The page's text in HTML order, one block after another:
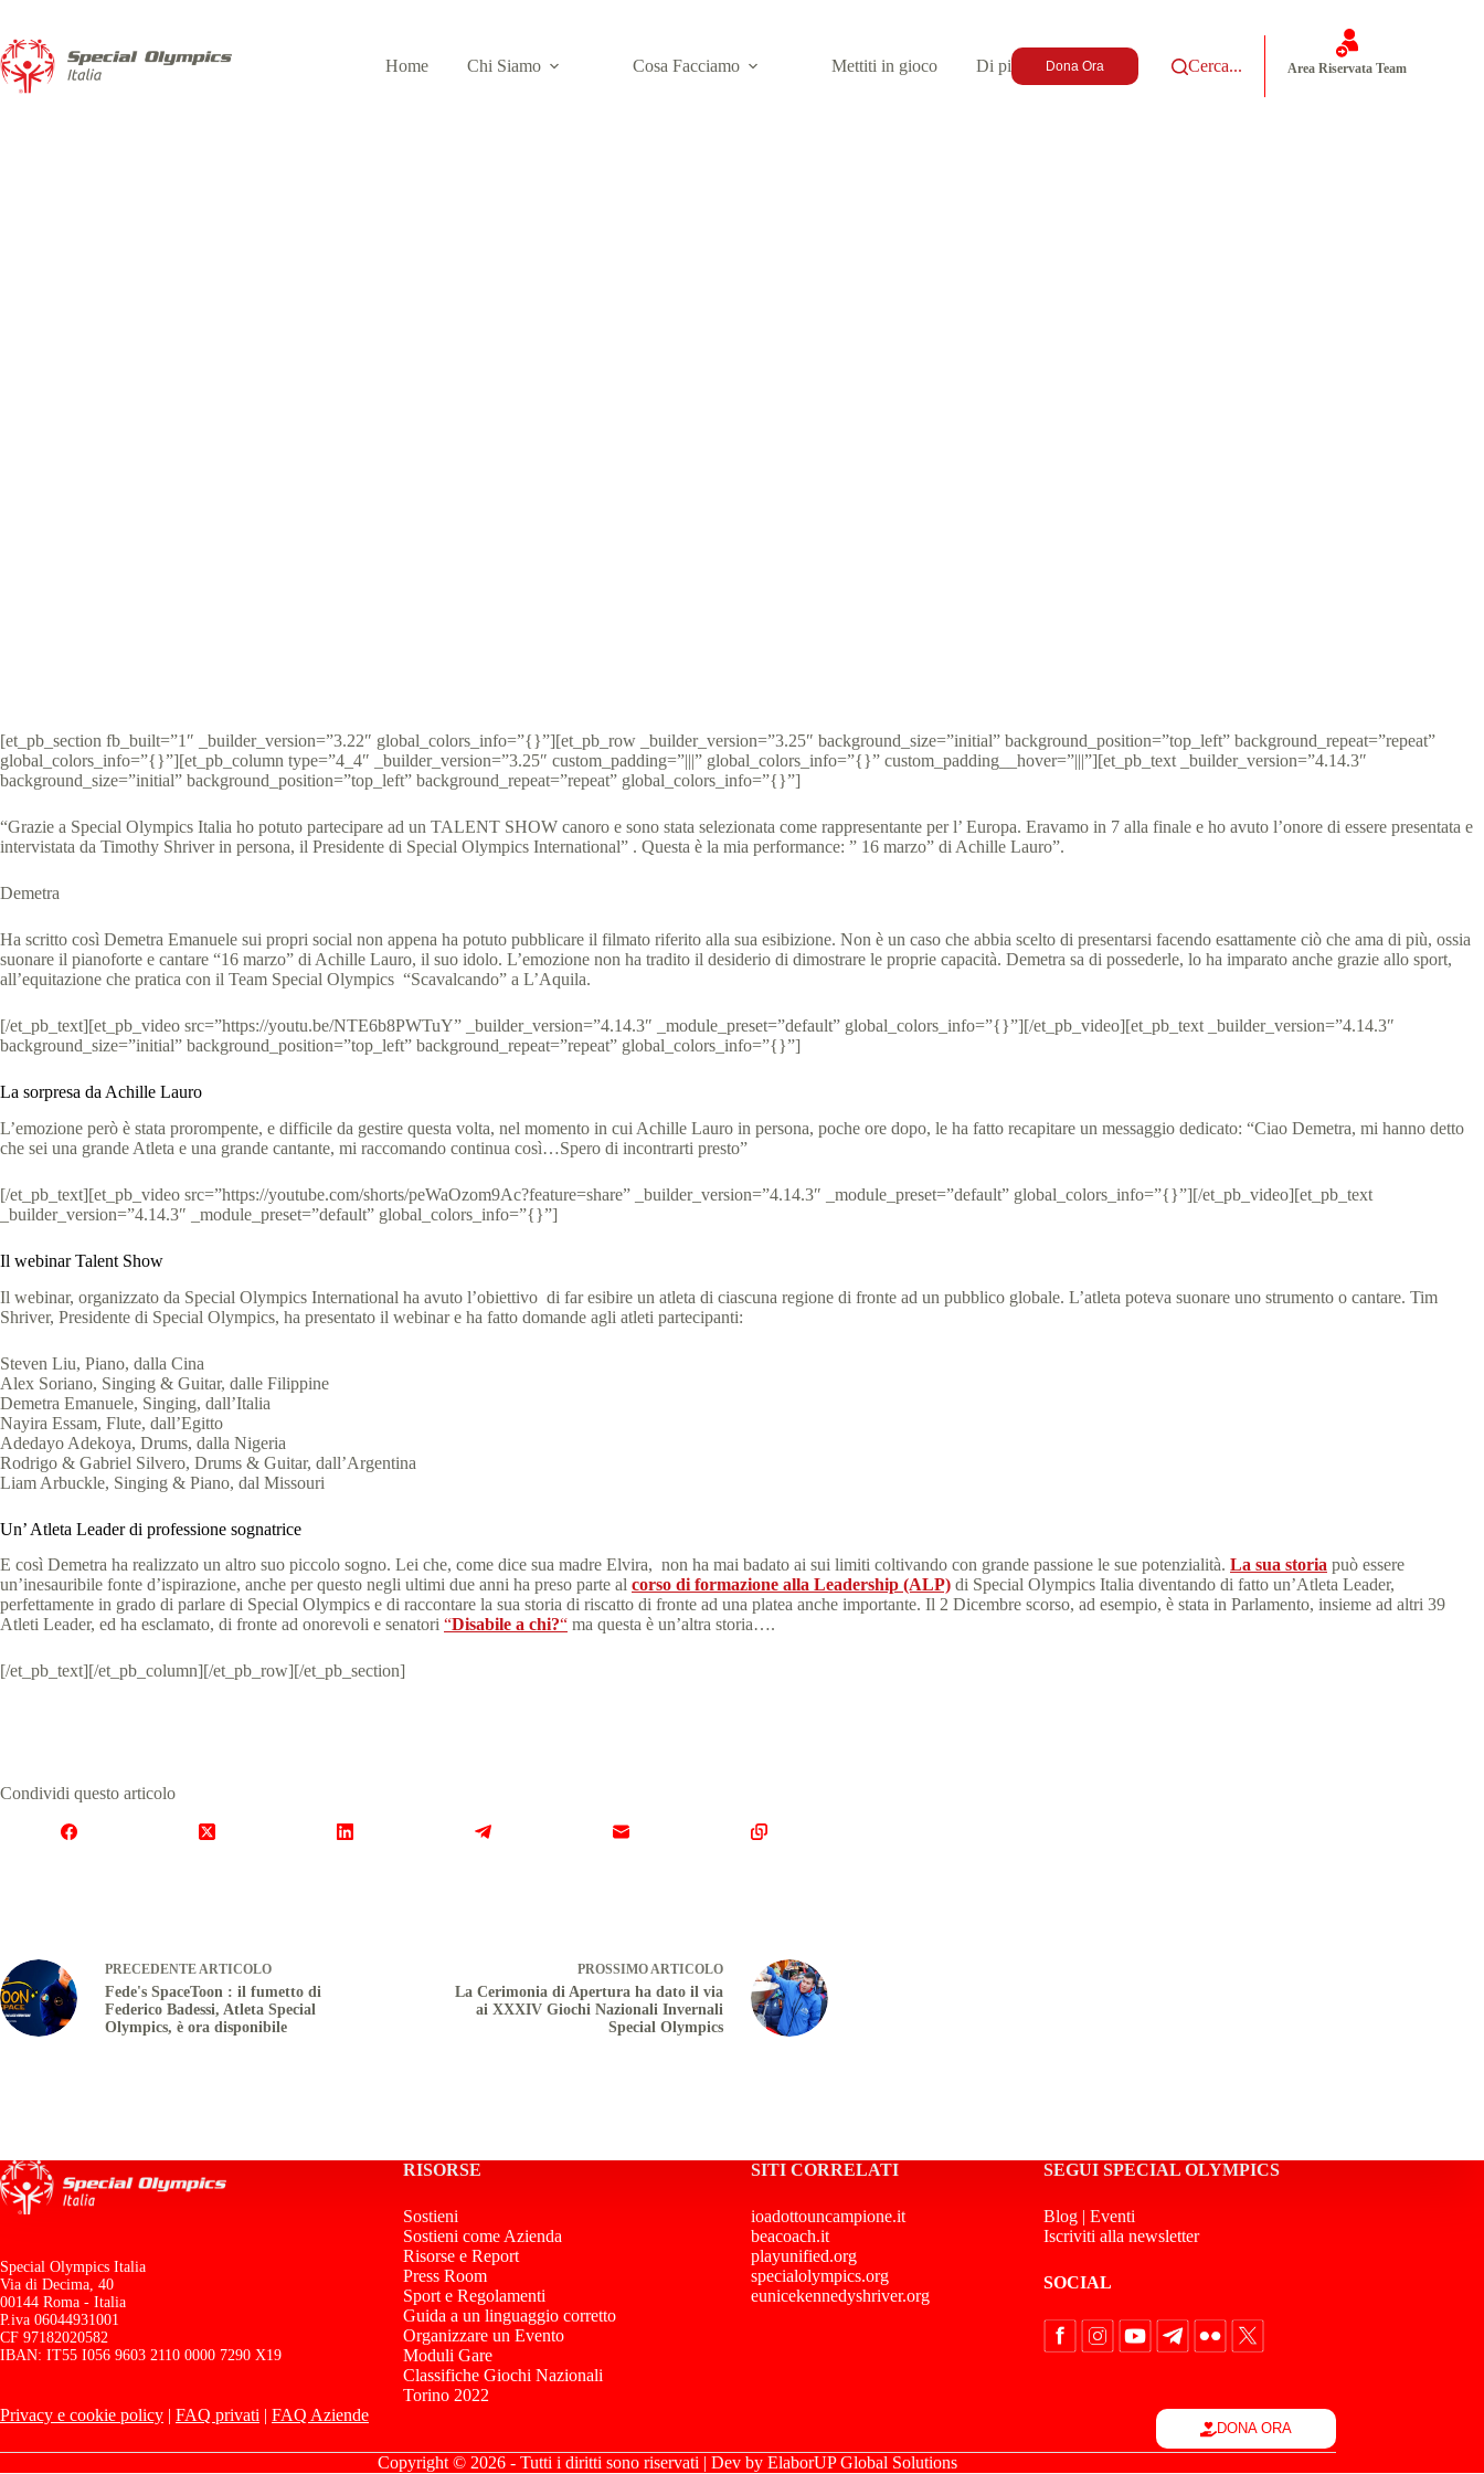
Home Chi Siamo Cosa Facciamo Mettiti in gioco Di più Dona Ora Cerca... Area Riservata Team
[et_pb_section fb_built=”1″ _builder_version=”3.22″ global_colors_info=”{}”][et_pb_row _builder_version=”3.25″ background_size=”initial” background_position=”top_left” background_repeat=”repeat”
global_colors_info=”{}”][et_pb_column type=”4_4″ _builder_version=”3.25″ custom_padding=”|||” global_colors_info=”{}” custom_padding__hover=”|||”][et_pb_text _builder_version=”4.14.3″
background_size=”initial” background_position=”top_left” background_repeat=”repeat” global_colors_info=”{}”]
“Grazie a Special Olympics Italia ho potuto partecipare ad un TALENT SHOW canoro e sono stata selezionata come rappresentante per l’ Europa. Eravamo in 7 alla finale e ho avuto l’onore di essere presentata e
intervistata da Timothy Shriver in persona, il Presidente di Special Olympics International” . Questa è la mia performance: ” 16 marzo” di Achille Lauro”.
Demetra
Ha scritto così Demetra Emanuele sui propri social non appena ha potuto pubblicare il filmato riferito alla sua esibizione. Non è un caso che abbia scelto di presentarsi facendo esattamente ciò che ama di più, ossia
suonare il pianoforte e cantare “16 marzo” di Achille Lauro, il suo idolo. L’emozione non ha tradito il desiderio di dimostrare le proprie capacità. Demetra sa di possederle, lo ha imparato anche grazie allo sport,
all’equitazione che pratica con il Team Special Olympics “Scavalcando” a L’Aquila.
[/et_pb_text][et_pb_video src=”https://youtu.be/NTE6b8PWTuY” _builder_version=”4.14.3″ _module_preset=”default” global_colors_info=”{}”][/et_pb_video][et_pb_text _builder_version=”4.14.3″
background_size=”initial” background_position=”top_left” background_repeat=”repeat” global_colors_info=”{}”]
La sorpresa da Achille Lauro
L’emozione però è stata prorompente, e difficile da gestire questa volta, nel momento in cui Achille Lauro in persona, poche ore dopo, le ha fatto recapitare un messaggio dedicato: “Ciao Demetra, mi hanno detto
che sei una grande Atleta e una grande cantante, mi raccomando continua così…Spero di incontrarti presto”
[/et_pb_text][et_pb_video src=”https://youtube.com/shorts/peWaOzom9Ac?feature=share” _builder_version=”4.14.3″ _module_preset=”default” global_colors_info=”{}”][/et_pb_video][et_pb_text
_builder_version=”4.14.3″ _module_preset=”default” global_colors_info=”{}”]
Il webinar Talent Show
Il webinar, organizzato da Special Olympics International ha avuto l’obiettivo di far esibire un atleta di ciascuna regione di fronte ad un pubblico globale. L’atleta poteva suonare uno strumento o cantare. Tim
Shriver, Presidente di Special Olympics, ha presentato il webinar e ha fatto domande agli atleti partecipanti:
Steven Liu, Piano, dalla Cina
Alex Soriano, Singing & Guitar, dalle Filippine
Demetra Emanuele, Singing, dall’Italia
Nayira Essam, Flute, dall’Egitto
Adedayo Adekoya, Drums, dalla Nigeria
Rodrigo & Gabriel Silvero, Drums & Guitar, dall’Argentina
Liam Arbuckle, Singing & Piano, dal Missouri
Un’ Atleta Leader di professione sognatrice
E così Demetra ha realizzato un altro suo piccolo sogno. Lei che, come dice sua madre Elvira, non ha mai badato ai sui limiti coltivando con grande passione le sue potenzialità. La sua storia può essere
un’inesauribile fonte d’ispirazione, anche per questo negli ultimi due anni ha preso parte al corso di formazione alla Leadership (ALP) di Special Olympics Italia diventando di fatto un’Atleta Leader,
perfettamente in grado di parlare di Special Olympics e di raccontare la sua storia di riscatto di fronte ad una platea anche importante. Il 2 Dicembre scorso, ad esempio, è stata in Parlamento, insieme ad altri 39
Atleti Leader, ed ha esclamato, di fronte ad onorevoli e senatori “Disabile a chi?“ ma questa è un’altra storia….
[/et_pb_text][/et_pb_column][/et_pb_row][/et_pb_section]
Condividi questo articolo
PRECEDENTEARTICOLO
Fede's SpaceToon : il fumetto di
Federico Badessi, Atleta Special
Olympics, è ora disponibile
PROSSIMOARTICOLO
La Cerimonia di Apertura ha dato il via
ai XXXIV Giochi Nazionali Invernali
Special Olympics
Special Olympics Italia
Via di Decima, 40
00144 Roma - Italia
P.iva 06044931001
CF 97182020582
IBAN: IT55 I056 9603 2110 0000 7290 X19
RISORSE
Sostieni
Sostieni come Azienda
Risorse e Report
Press Room
Sport e Regolamenti
Guida a un linguaggio corretto
Organizzare un Evento
Moduli Gare
Classifiche Giochi Nazionali
Torino 2022
SITI CORRELATI
ioadottouncampione.it
beacoach.it
playunified.org
specialolympics.org
eunicekennedyshriver.org
SEGUI SPECIAL OLYMPICS
Blog| Eventi
Iscriviti alla newsletter
SOCIAL
Privacy e cookie policy | FAQ privati | FAQ Aziende
DONA ORA
Copyright © 2026 - Tutti i diritti sono riservati | Dev byElaborUP Global Solutions